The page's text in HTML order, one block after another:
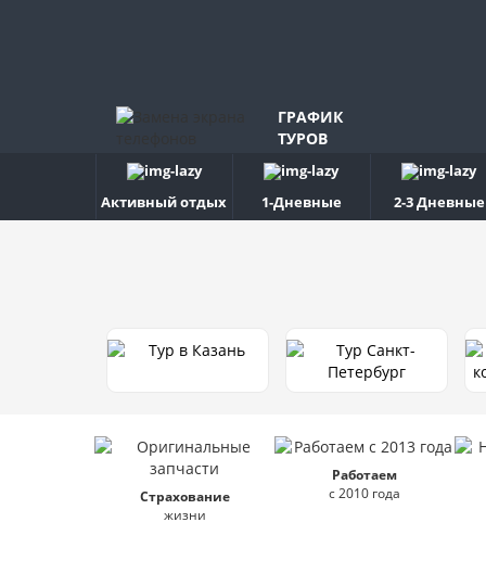
ГРАФИК
ТУРОВ
Активный отдых 1-Дневные 2-3 Дневные
Страхование
жизни
Работаем
с 2010 года